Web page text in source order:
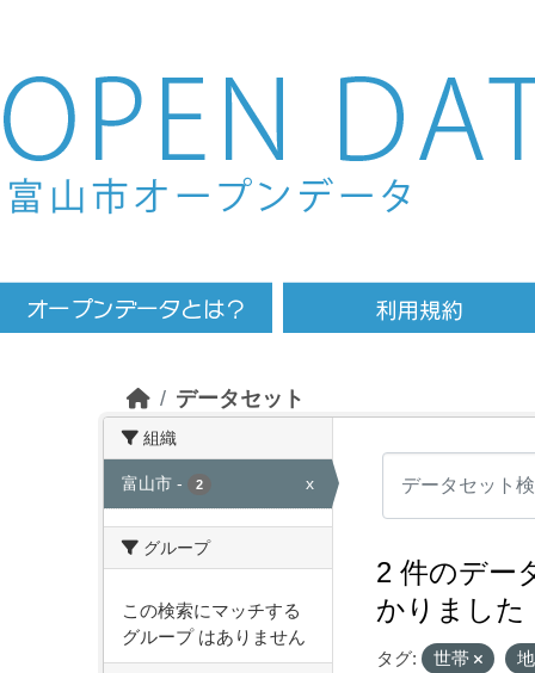
Skip to main content
データセット
組織
富山市 - 2 x
グループ
この検索にマッチする
グループ はありません
2 件のデー
かりました
タグ: 世帯